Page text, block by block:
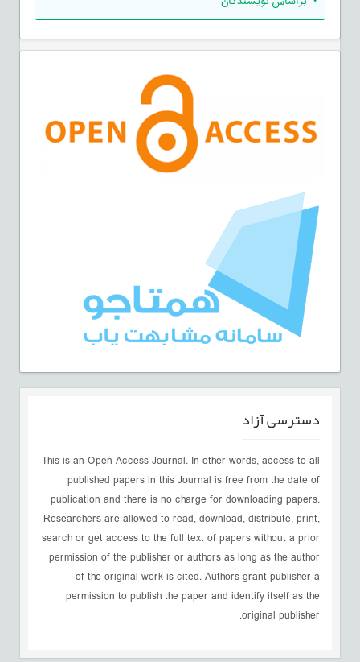
دسترسی آزاد
This is an Open Access Journal. In other words, access to all
published papers in this Journal is free from the date of
publication and there is no charge for downloading papers.
Researchers are allowed to read, download, distribute, print,
search or get access to the full text of papers without a prior
permission of the publisher or authors as long as the author
of the original work is cited. Authors grant publisher a
permission to publish the paper and identify itself as the
original publisher.